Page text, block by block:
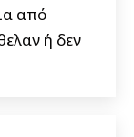
από
ή δεν